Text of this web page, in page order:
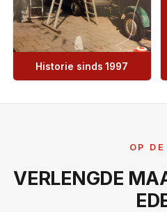
Historie sinds 1997
OP
VERLENGDE